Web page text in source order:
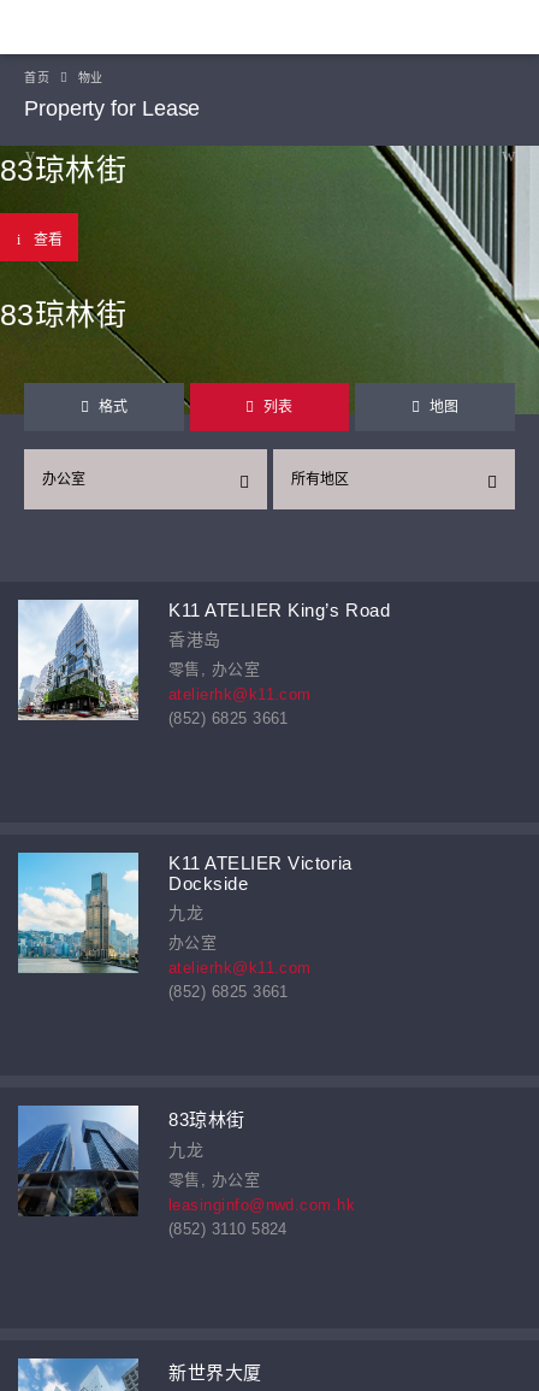
首页 物业
Property for Lease
83琼林街
查看
83琼林街
格式 列表 地图
所有地区
办公室
K11 ATELIER King’s Road
香港岛
零售, 办公室
atelierhk@k11.com
(852) 6825 3661
K11 ATELIER Victoria
Dockside
九龙
办公室
atelierhk@k11.com
(852) 6825 3661
83琼林街
九龙
零售, 办公室
leasinginfo@nwd.com.hk
(852) 3110 5824
新世界大厦